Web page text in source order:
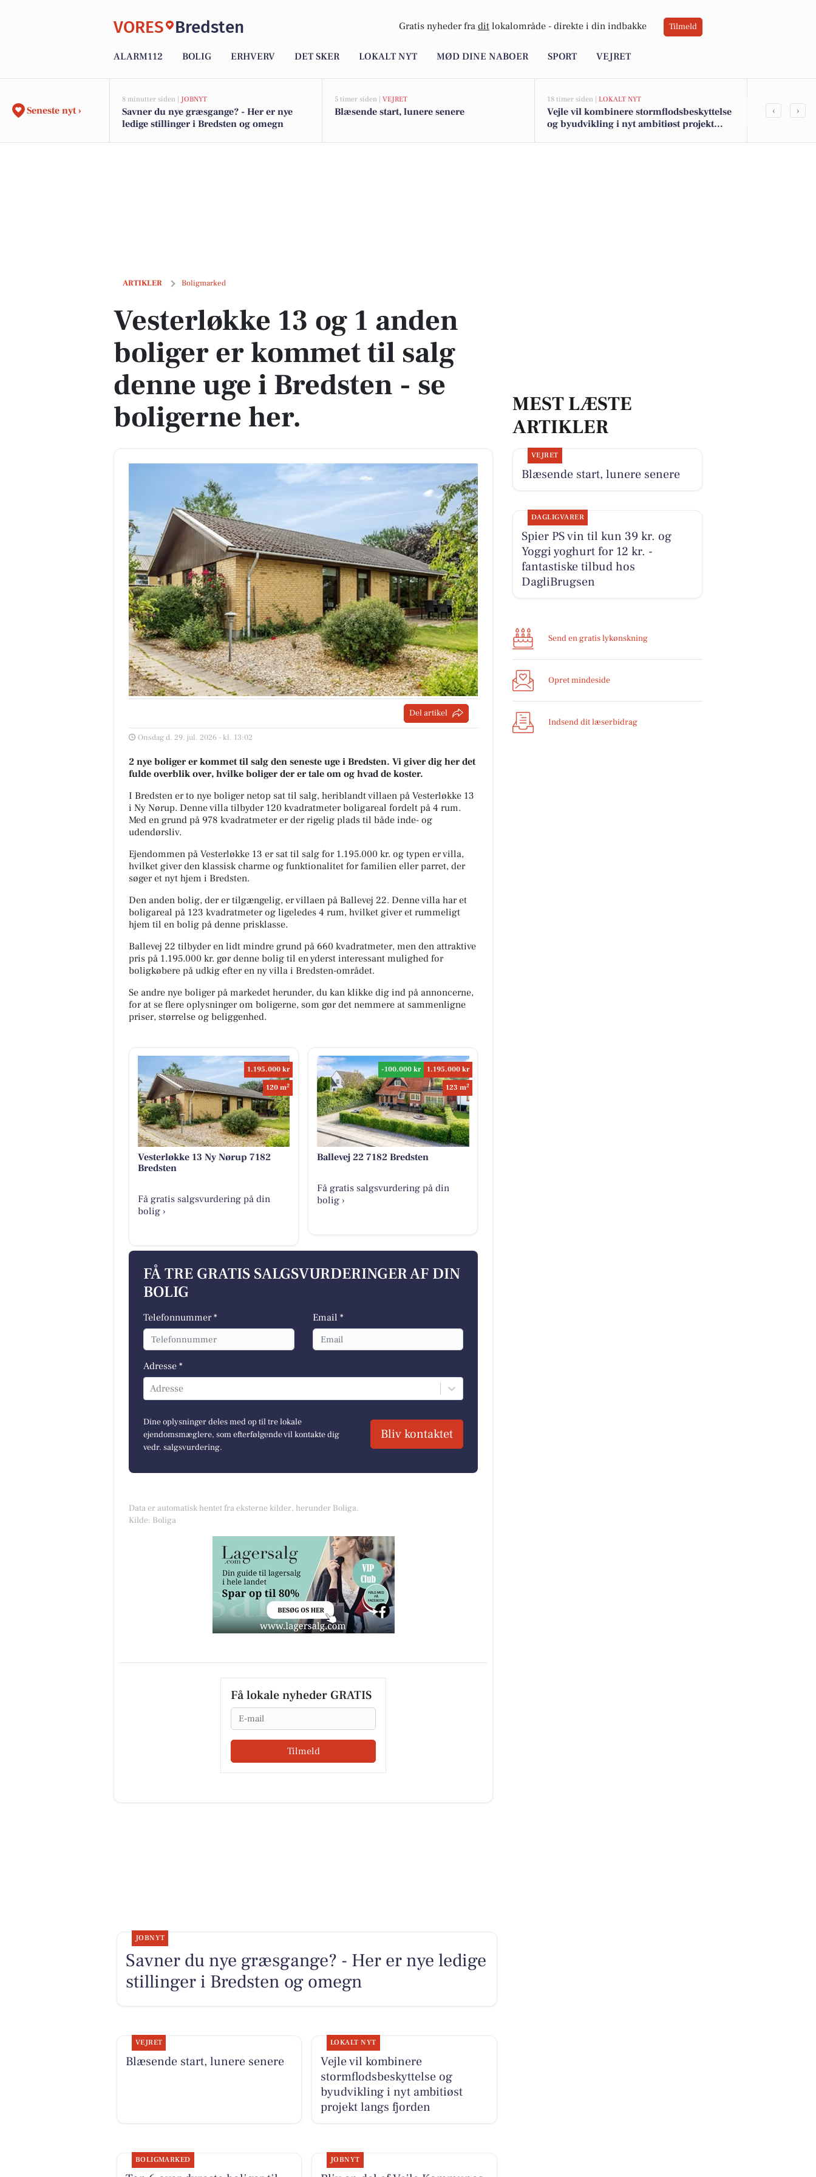
VORES Bredsten Gratis nyheder fra dit lokalområde - direkte i din indbakke Tilmeld
ALARM112 BOLIG ERHVERV DET SKER LOKALT NYT MØD DINE NABOER SPORT VEJRET
Seneste nyt ›
8 minutter siden | JOBNYT
Savner du nye græsgange? - Her er nye
ledige stillinger i Bredsten og omegn
5 timer siden | VEJRET
Blæsende start, lunere senere
18 timer siden | LOKALT NYT
Vejle vil kombinere stormflodsbeskyttelse
og byudvikling i nyt ambitiøst projekt
Top 6 over
‹ ›
ARTIKLER Boligmarked
Vesterløkke 13 og 1 anden boliger er kommet til salg denne uge i Bredsten - se boligerne her.
Vesterløkke 13 og 1 anden
boliger er kommet til salg
denne uge i Bredsten - se
boligerne her.
Del artikel
Onsdag d. 29. jul. 2026 - kl. 13:02
2 nye boliger er kommet til salg den seneste uge i Bredsten. Vi giver dig her det
fulde overblik over, hvilke boliger der er tale om og hvad de koster.
I Bredsten er to nye boliger netop sat til salg, heriblandt villaen på Vesterløkke 13
i Ny Nørup. Denne villa tilbyder 120 kvadratmeter boligareal fordelt på 4 rum.
Med en grund på 978 kvadratmeter er der rigelig plads til både inde- og
udendørsliv.
Ejendommen på Vesterløkke 13 er sat til salg for 1.195.000 kr. og typen er villa,
hvilket giver den klassisk charme og funktionalitet for familien eller parret, der
søger et nyt hjem i Bredsten.
Den anden bolig, der er tilgængelig, er villaen på Ballevej 22. Denne villa har et
boligareal på 123 kvadratmeter og ligeledes 4 rum, hvilket giver et rummeligt
hjem til en bolig på denne prisklasse.
Ballevej 22 tilbyder en lidt mindre grund på 660 kvadratmeter, men den attraktive
pris på 1.195.000 kr. gør denne bolig til en yderst interessant mulighed for
boligkøbere på udkig efter en ny villa i Bredsten-området.
Se andre nye boliger på markedet herunder, du kan klikke dig ind på annoncerne,
for at se flere oplysninger om boligerne, som gør det nemmere at sammenligne
priser, størrelse og beliggenhed.
1.195.000 kr
120 m2
Vesterløkke 13 Ny Nørup 7182
Bredsten
Få gratis salgsvurdering på din
bolig ›
-100.000 kr
1.195.000 kr
123 m2
Ballevej 22 7182 Bredsten
Få gratis salgsvurdering på din
bolig ›
FÅ TRE GRATIS SALGSVURDERINGER AF DIN
BOLIG
Telefonnummer * Email *
Adresse *
Adresse
Dine oplysninger deles med op til tre lokale
ejendomsmæglere, som efterfølgende vil kontakte dig
vedr. salgsvurdering.
Bliv kontaktet
Data er automatisk hentet fra eksterne kilder, herunder Boliga.
Kilde: Boliga
Få lokale nyheder GRATIS
Email
Tilmeld
MEST LÆSTE
ARTIKLER
VEJRET
Blæsende start, lunere senere
DAGLIGVARER
Spier PS vin til kun 39 kr. og
Yoggi yoghurt for 12 kr. -
fantastiske tilbud hos
DagliBrugsen
Send en gratis lykønskning
Opret mindeside
Indsend dit læserbidrag
JOBNYT
Savner du nye græsgange? - Her er nye ledige
stillinger i Bredsten og omegn
VEJRET
Blæsende start, lunere senere
LOKALT NYT
Vejle vil kombinere
stormflodsbeskyttelse og
byudvikling i nyt ambitiøst
projekt langs fjorden
BOLIGMARKED JOBNYT